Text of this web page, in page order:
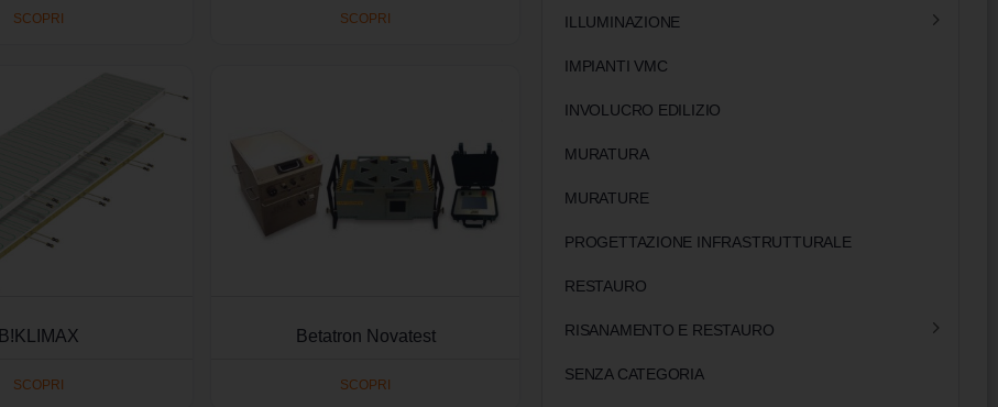
SCOPRI SCOPRI
B!KLIMAX
SCOPRI
Betatron Novatest
SCOPRI
ILLUMINAZIONE
IMPIANTI VMC
INVOLUCRO EDILIZIO
MURATURA
MURATURE
PROGETTAZIONE INFRASTRUTTURALE
RESTAURO
RISANAMENTO E RESTAURO
SENZA CATEGORIA